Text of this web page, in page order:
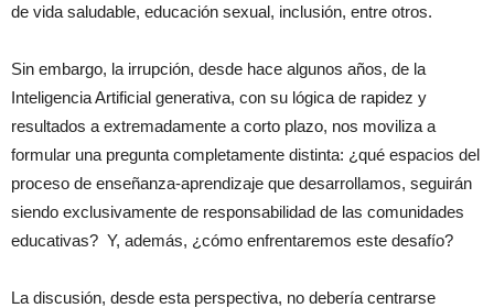
de vida saludable, educación sexual, inclusión, entre otros.
Sin embargo, la irrupción, desde hace algunos años, de la
Inteligencia Artificial generativa, con su lógica de rapidez y
resultados a extremadamente a corto plazo, nos moviliza a
formular una pregunta completamente distinta: ¿qué espacios del
proceso de enseñanza-aprendizaje que desarrollamos, seguirán
siendo exclusivamente de responsabilidad de las comunidades
educativas? Y, además, ¿cómo enfrentaremos este desafío?
La discusión, desde esta perspectiva, no debería centrarse